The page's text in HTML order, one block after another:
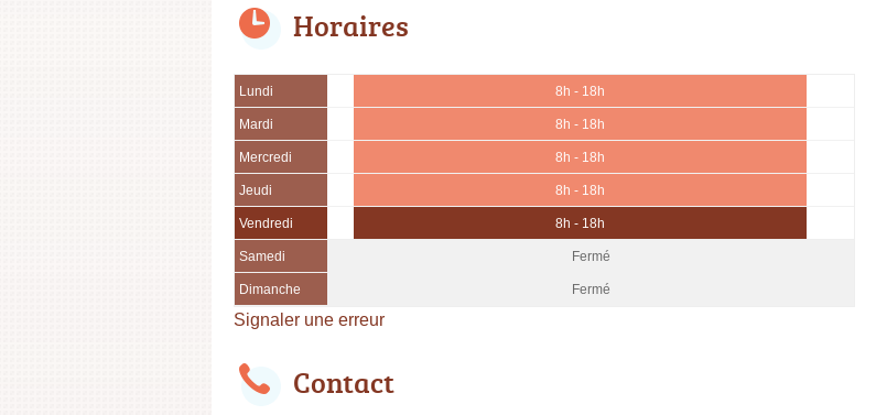
Horaires
Lundi 8h - 18h
Mardi 8h - 18h
Mercredi 8h - 18h
Jeudi 8h - 18h
Vendredi 8h - 18h
Samedi Fermé
Dimanche Fermé
Signaler une erreur
Contact